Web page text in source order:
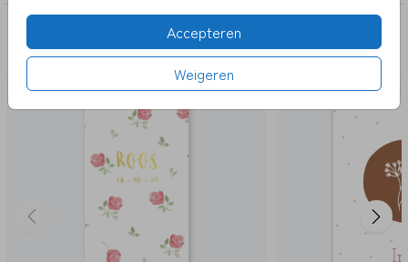
Accepteren
Weigeren
DEZE KAARTEN VIND JE MISSCHIEN OOK
LEUK